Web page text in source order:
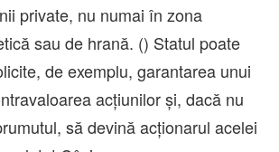
private, nu numai în zona
sau de hrană. () Statul poate
de exemplu, garantarea unui
acţiunilor şi, dacă nu
să devină acţionarul acelei